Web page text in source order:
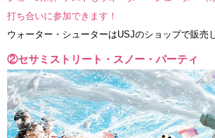
打ち合いに参加できます！
ウォーター・シューターはUSJのショップで販売
②セサミストリート・スノー・パーティ